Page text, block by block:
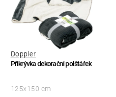
Přikrývka dekorační polštářek
Doppler
125x150 cm